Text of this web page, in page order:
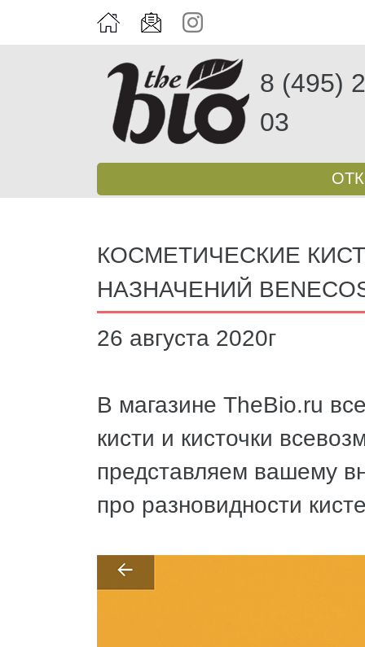
8 (495)
03
КОСМЕТИЧЕСКИЕ
НАЗНАЧЕНИЙ
26 августа 2020г
В магазине TheBio.ru
кисти и кисточки
представляем вашему
про разновидности